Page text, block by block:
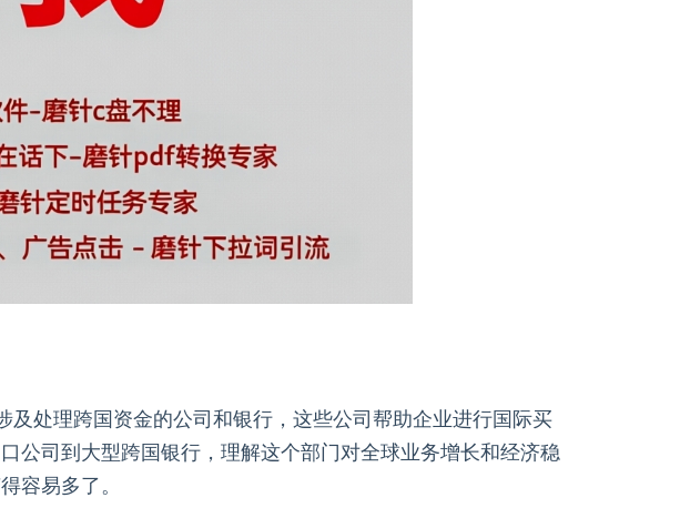
处理跨国资金的公司和银行，这些公司帮助企业进行国际买
公司到大型跨国银行，理解这个部门对全球业务增长和经济稳
容易多了。